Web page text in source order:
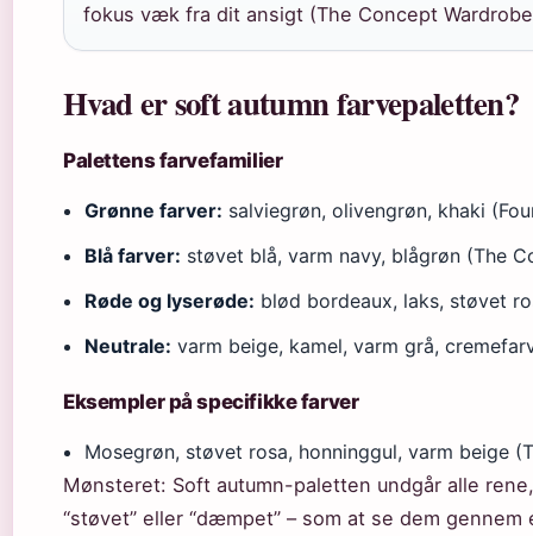
fokus væk fra dit ansigt (The Concept
Hvad er soft autumn farvepaletten?
Palettens farvefamilier
Grønne farver: salviegrøn, olivengrøn, khaki
Blå farver: støvet blå, varm navy, blågrøn (The
Røde og lyserøde: blød bordeaux, laks, støvet
Neutrale: varm beige, kamel, varm grå,
Eksempler på specifikke farver
Mosegrøn, støvet rosa, honninggul, varm beige
Mønsteret: Soft autumn-paletten undgår alle
“støvet” eller “dæmpet” – som at se dem